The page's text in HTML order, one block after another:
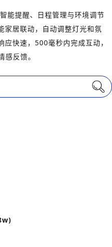
能提醒、日程管理与环境调节
家居联动，自动调整灯光和氛
快速，500毫秒内完成互动，
反馈。